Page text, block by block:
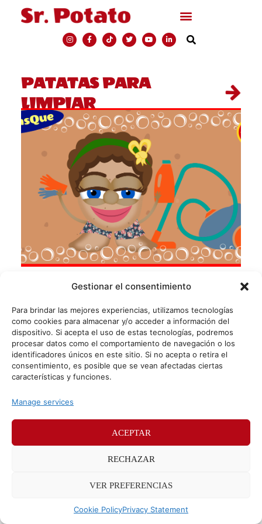
Gestionar el consentimiento
Para brindar las mejores experiencias, utilizamos tecnologías
como cookies para almacenar y/o acceder a información del
dispositivo. Si acepta el uso de estas tecnologías, podremos
procesar datos como el comportamiento de navegación o los
identificadores únicos en este sitio. Si no acepta o retira el
consentimiento, es posible que se vean afectadas ciertas
características y funciones.
Manage services
ACEPTAR
RECHAZAR
VER PREFERENCIAS
Cookie PolicyPrivacy Statement
PATATAS PARA
LIMPIAR
¿Sabías qué la patata es una buenísima
aliada para limpiar la casa?
No es nada nuevo afirmar que la patata, además de ser un
alimento delicioso, tiene multitud de propiedades
beneficiosas para nuestra alimentación y salud. Pero
© Sr. Potato 2026
Políticas de privacidad
Méndez Álvaro 24, 28045 Madrid. Teléfono